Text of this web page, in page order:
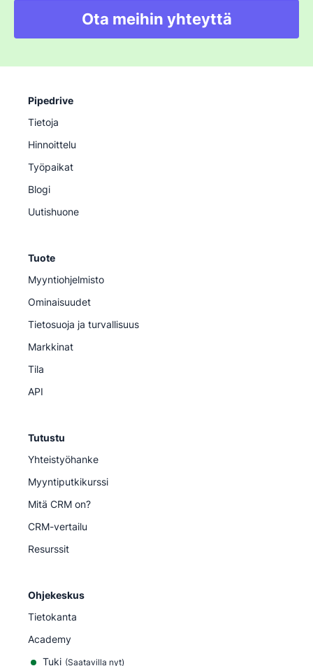
Ota meihin yhteyttä
Pipedrive
Tietoja
Hinnoittelu
Työpaikat
Blogi
Uutishuone
Tuote
Myyntiohjelmisto
Ominaisuudet
Tietosuoja ja turvallisuus
Markkinat
Tila
API
Tutustu
Yhteistyöhanke
Myyntiputkikurssi
Mitä CRM on?
CRM-vertailu
Resurssit
Ohjekeskus
Tietokanta
Academy
Tuki (Saatavilla nyt)